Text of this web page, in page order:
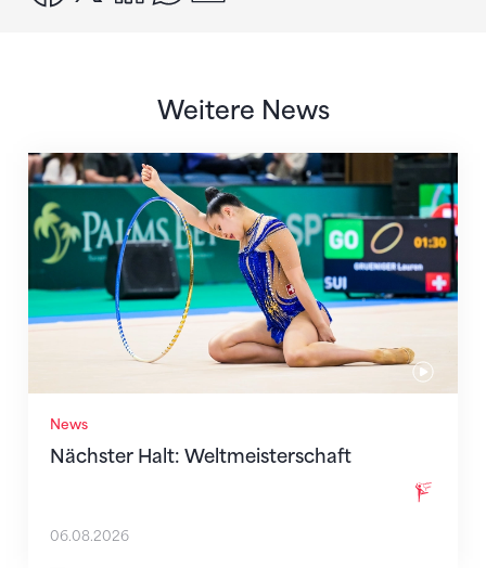
Weitere News
News
Nächster Halt: Weltmeisterschaft
Nächster Halt: Weltmeisterschaft
06.08.2026